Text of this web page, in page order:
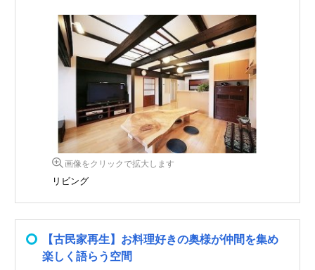
画像をクリックで拡大します
リビング
【古民家再生】お料理好きの奥様が仲間を集め
楽しく語らう空間